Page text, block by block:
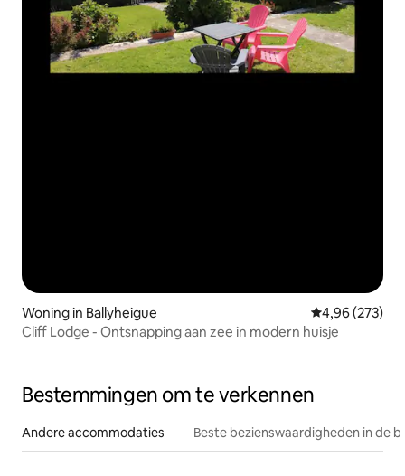
Woning in Ballyheigue Gemiddelde
4,96 (273)
Cliff Lodge - Ontsnapping aan zee in modern huisje
Bestemmingen om te verkennen
Andere accommodaties Beste bezienswaardigheden in de